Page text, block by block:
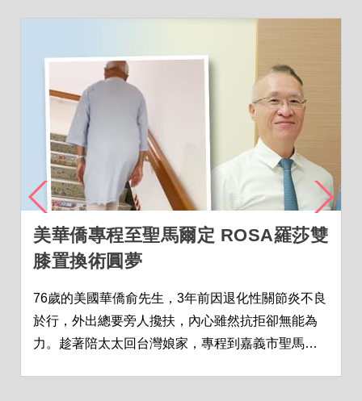
美華僑專程至聖馬爾定 ROSA羅莎雙
膝置換術圓夢
76歲的美國華僑俞先生，3年前因退化性關節炎不良
於行，外出總要旁人攙扶，內心雖然抗拒卻無能為
力。趁著陪太太回台灣娘家，專程到嘉義市聖馬爾